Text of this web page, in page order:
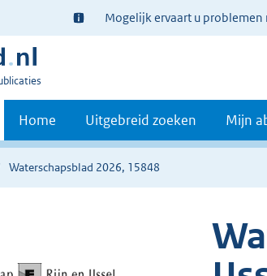
Ter
informatie:
Mogelijk ervaart u problemen
Home Uitgebreid zoeken Mijn
Waterschapsblad 2026, 15848